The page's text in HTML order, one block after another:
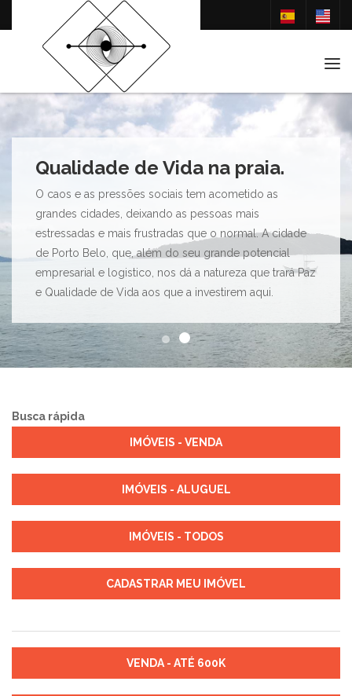
Qualidade de Vida na praia.
O caos e as pressões sociais tem acometido as
grandes cidades, deixando as pessoas mais
estressadas e mais frustradas que o normal. A cidade
de Porto Belo, que, além do seu grande potencial
empresarial e logistico, nos dá a natureza que trará Paz
e Qualidade de Vida aos que a investirem aqui.
Busca rápida
IMÓVEIS - VENDA
IMÓVEIS - ALUGUEL
IMÓVEIS - TODOS
CADASTRAR MEU IMÓVEL
VENDA - ATÉ 600K